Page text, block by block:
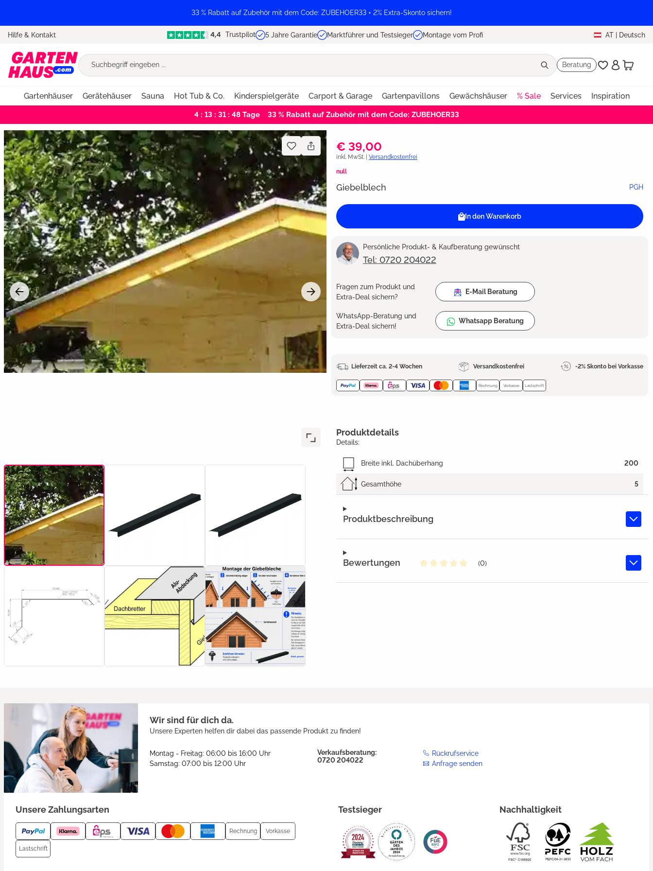
33 % Rabatt auf Zubehör mit dem Code: ZUBEHOER33 + 2% Extra-Skonto sichern!
Hilfe & Kontakt Trustpilot 5 Jahre Garantie Marktführer und Testsieger Montage vom Profi AT | Deutsch
Beratung
Gartenhäuser Gerätehäuser Sauna Hot Tub & Co. Kinderspielgeräte Carport & Garage Gartenpavillons Gewächshäuser % Sale Services Inspiration
4 : 13 : 31 : 48Tage 33 % Rabatt auf Zubehör mit dem Code: ZUBEHOER33
Bildergalerie überspringen
€ 39,00
inkl. MwSt. | Versandkostenfrei
null
Giebelblech PGH
In den Warenkorb
Persönliche Produkt- & Kaufberatung gewünscht
Tel: 0720 204022
Fragen zum Produkt und
Extra-Deal sichern?
E-Mail Beratung
WhatsApp-Beratung und
Extra-Deal sichern!
Whatsapp Beratung
Lieferzeit ca. 2-4 Wochen Versandkostenfrei -2% Skonto bei Vorkasse
Rechnung Vorkasse Lastschrift
Produktbeschreibung
Bewertungen
(0)
Produktdetails
Details:
Breite inkl. Dachüberhang 200
Gesamthöhe 5
Wir sind für dich da.
Unsere Experten helfen dir dabei das passende Produkt zu finden!
Montag - Freitag: 06:00 bis 16:00 Uhr
Samstag: 07:00 bis 12:00 Uhr
Verkaufsberatung:
0720 204022
Rückrufservice
Anfrage senden
Unsere Zahlungsarten
Rechnung Vorkasse
Lastschrift
Testsieger Nachhaltigkeit